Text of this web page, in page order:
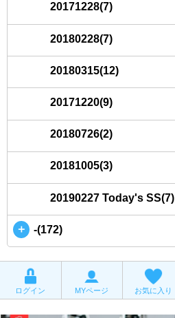
20171228(7)
20180228(7)
20180315(12)
20171220(9)
20180726(2)
20181005(3)
20190227 Today's SS(7)
＋ -(172)
ログイン MYページ お気に入り